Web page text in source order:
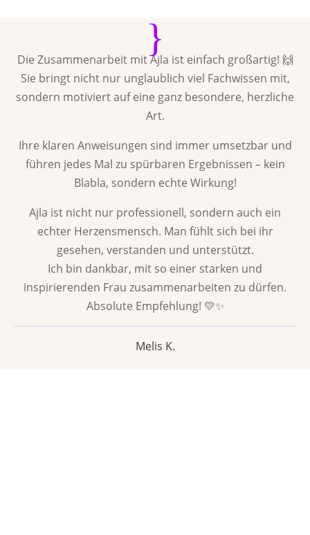
{
Die Zusammenarbeit mit Ajla ist einfach großartig! 🙌
Sie bringt nicht nur unglaublich viel Fachwissen mit,
sondern motiviert auf eine ganz besondere, herzliche
Art.
Ihre klaren Anweisungen sind immer umsetzbar und
führen jedes Mal zu spürbaren Ergebnissen – kein
Blabla, sondern echte Wirkung!
Ajla ist nicht nur professionell, sondern auch ein
echter Herzensmensch. Man fühlt sich bei ihr
gesehen, verstanden und unterstützt.
Ich bin dankbar, mit so einer starken und
inspirierenden Frau zusammenarbeiten zu dürfen.
Absolute Empfehlung! 💛✨
Melis K.